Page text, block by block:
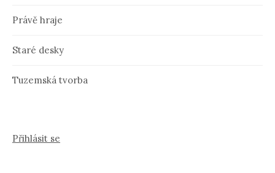
Právě hraje
Staré desky
Tuzemská tvorba
Přihlásit se